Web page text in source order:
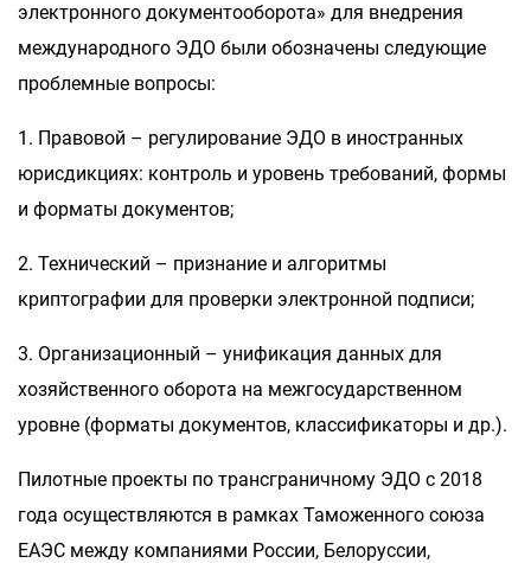
электронного документооборота» для внедрения
международного ЭДО были обозначены следующие
проблемные вопросы:
1. Правовой – регулирование ЭДО в иностранных
юрисдикциях: контроль и уровень требований, формы
и форматы документов;
2. Технический – признание и алгоритмы
криптографии для проверки электронной подписи;
3. Организационный – унификация данных для
хозяйственного оборота на межгосударственном
уровне (форматы документов, классификаторы и др.).
Пилотные проекты по трансграничному ЭДО с 2018
года осуществляются в рамках Таможенного союза
ЕАЭС между компаниями России, Белоруссии,